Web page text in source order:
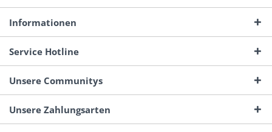
Informationen
Service Hotline
Unsere Communitys
Unsere Zahlungsarten